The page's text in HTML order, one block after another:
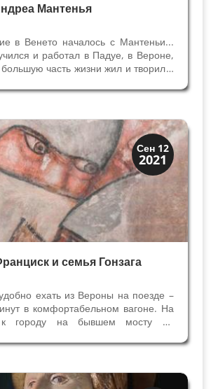
Мантенья
в Венето началось с Мантеньи...
и работал в Падуе, в Вероне,
часть жизни жил и творил в
художника работать надругих
Сен 12
2021
Династии
и Феррара
и семья Гонзага
ехать из Вероны на поезде –
в комфортабельном вагоне. На
к городу на бывшем мосту 12
Верхнее озеро с одним из